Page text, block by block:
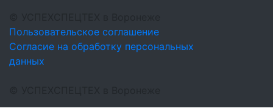
Пользовательское соглашение
Согласие на обработку персональных
данных